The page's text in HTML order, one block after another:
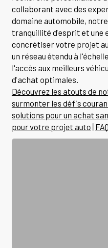
collaborant avec des
domaine automobile,
tranquillité d'esprit et une
concrétiser votre projet
un réseau étendu à
l'accès aux meilleurs
d'achat optimales.
Découvrez les atouts de
surmonter les défis
solutions pour un achat
pour votre projet auto | FAQ